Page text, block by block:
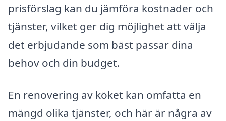
prisförslag kan du jämföra kostnader och
tjänster, vilket ger dig möjlighet att välja
det erbjudande som bäst passar dina
behov och din budget.
En renovering av köket kan omfatta en
mängd olika tjänster, och här är några av